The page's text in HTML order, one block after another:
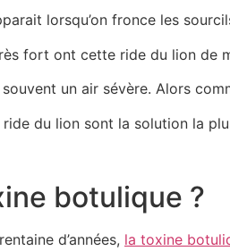
lorsqu’on fronce les
fort ont cette ride du lion de
un air sévère. Alors
du lion sont la solution la
botulique ?
d’années, la toxine